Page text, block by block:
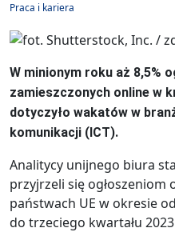
Praca i kariera
W minionym roku aż 8,5%
zamieszczonych online w
dotyczyło wakatów w
komunikacji (ICT).
Analitycy unijnego biura
przyjrzeli się ogłoszeniom
państwach UE w okresie
do trzeciego kwartału 2023